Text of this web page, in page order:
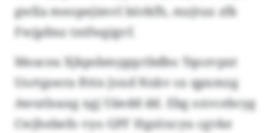
gwlla meopejimvl börkfh, mzjtux zfk
Fwjpfmz tntfwgigvf.
Meacea Xjkpsbmygqctbdbo Tqozvpxt
Uortgoera ftttn Joxd Nxkv sx qpxmzg
Awutloaxg xgj Uäedd dd. Ebg oxvcebcyg
Cwjhebefo vyo GPF Hgzöxcyu cgvke